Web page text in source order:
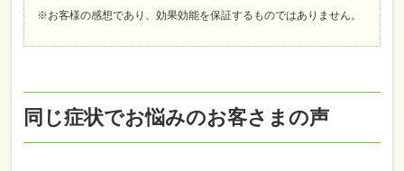
※お客様の感想であり、効果効能を保証するものではありません。
同じ症状でお悩みのお客さまの声